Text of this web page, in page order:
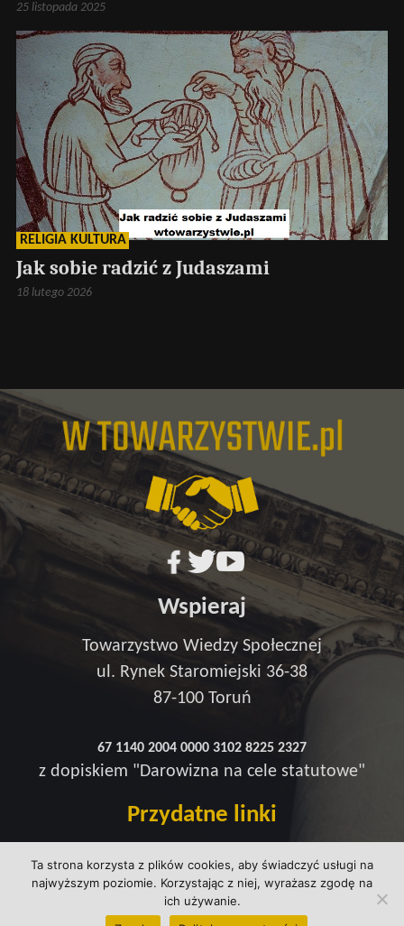
25 listopada 2025
RELIGIA KULTURA
Jak sobie radzić z Judaszami
18 lutego 2026
Ta strona korzysta z plików cookies, aby świadczyć usługi na
najwyższym poziomie. Korzystając z niej, wyrażasz zgodę na
ich używanie.
Wspieraj
Towarzystwo Wiedzy Społecznej
ul. Rynek Staromiejski 36-38
87-100 Toruń
67 1140 2004 0000 3102 8225 2327
z dopiskiem "Darowizna na cele statutowe"
Przydatne linki
Strefa wsparcia
Polityka prywatności